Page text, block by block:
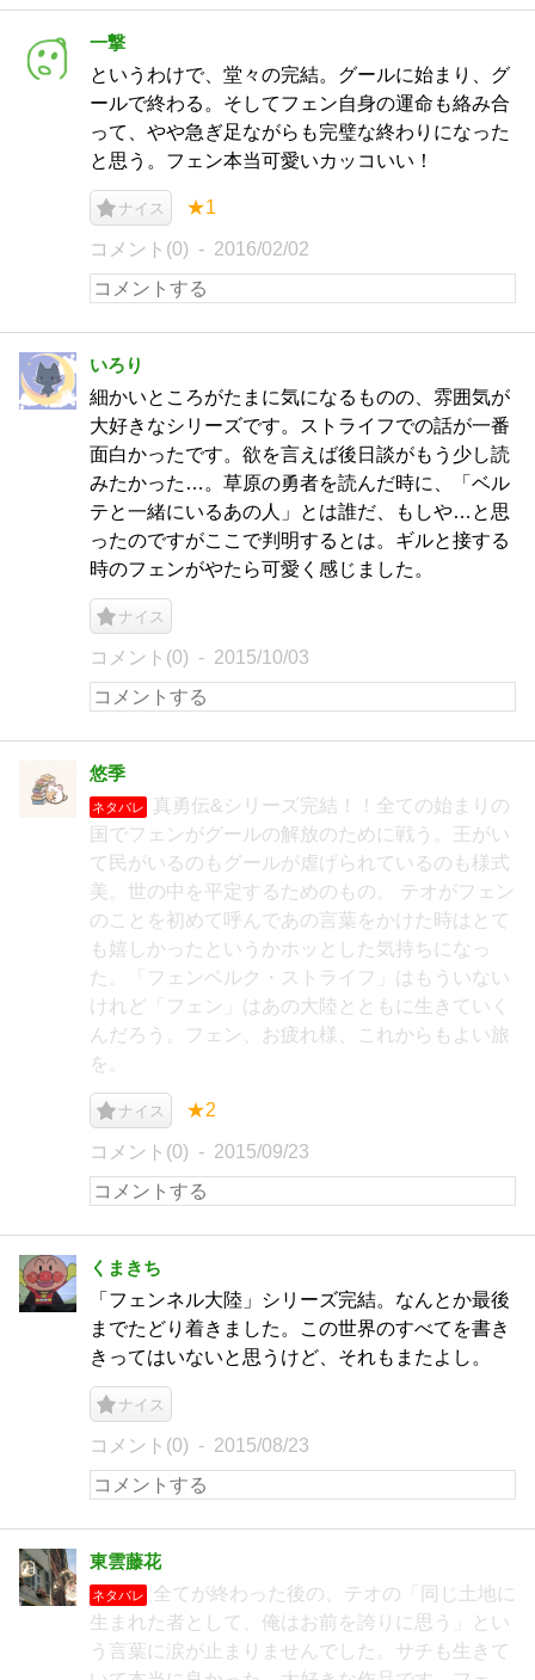
一撃
というわけで、堂々の完結。グールに始まり、グ
ールで終わる。そしてフェン自身の運命も絡み合
って、やや急ぎ足ながらも完璧な終わりになった
と思う。フェン本当可愛いカッコいい！
ナイス ★1
コメント(0) 2016/02/02
いろり
細かいところがたまに気になるものの、雰囲気が
大好きなシリーズです。ストライフでの話が一番
面白かったです。欲を言えば後日談がもう少し読
みたかった…。草原の勇者を読んだ時に、「ベル
テと一緒にいるあの人」とは誰だ、もしや…と思
ったのですがここで判明するとは。ギルと接する
時のフェンがやたら可愛く感じました。
ナイス
コメント(0) 2015/10/03
悠季
ネタバレ
真勇伝&シリーズ完結！！全ての始まりの
国でフェンがグールの解放のために戦う。王がい
て民がいるのもグールが虐げられているのも様式
美。世の中を平定するためのもの。 テオがフェン
のことを初めて呼んであの言葉をかけた時はとて
も嬉しかったというかホッとした気持ちになっ
た。「フェンベルク・ストライフ」はもういない
けれど「フェン」はあの大陸とともに生きていく
んだろう。フェン、お疲れ様、これからもよい旅
を。
ナイス ★2
コメント(0) 2015/09/23
くまきち
「フェンネル大陸」シリーズ完結。なんとか最後
までたどり着きました。この世界のすべてを書き
きってはいないと思うけど、それもまたよし。
ナイス
コメント(0) 2015/08/23
東雲藤花
ネタバレ
全てが終わった後の、テオの「同じ土地に
生まれた者として、俺はお前を誇りに思う」とい
う言葉に涙が止まりませんでした。サチも生きて